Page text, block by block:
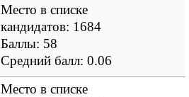
Место в списке
кандидатов: 1684
Баллы: 58
Средний балл: 0.06
Место в списке